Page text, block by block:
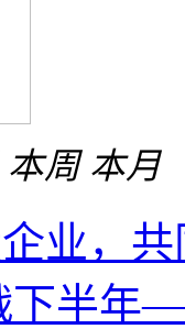
本周 本月
业，
下半年